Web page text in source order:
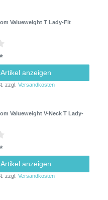
Valueweight T Lady-Fit
Artikel anzeigen
zzgl.Versandkosten
Valueweight V-Neck T Lady-
Artikel anzeigen
zzgl.Versandkosten